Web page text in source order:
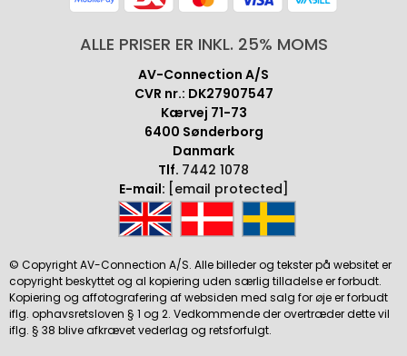
ALLE PRISER ER INKL. 25% MOMS
AV-Connection A/S
CVR nr.: DK27907547
Kærvej 71-73
6400 Sønderborg
Danmark
Tlf. 7442 1078
E-mail: [email protected]
© Copyright AV-Connection A/S. Alle billeder og tekster på websitet er
copyright beskyttet og al kopiering uden særlig tilladelse er forbudt.
Kopiering og affotografering af websiden med salg for øje er forbudt
iflg. ophavsretsloven § 1 og 2. Vedkommende der overtræder dette vil
iflg. § 38 blive afkrævet vederlag og retsforfulgt.